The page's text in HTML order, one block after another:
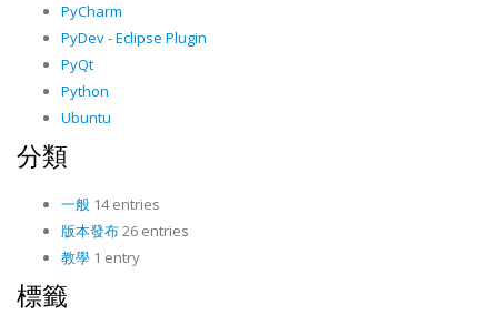
PyCharm
PyDev - Eclipse Plugin
PyQt
Python
Ubuntu
分類
一般 14 entries
版本發布26 entries
教學 1 entry
標籤